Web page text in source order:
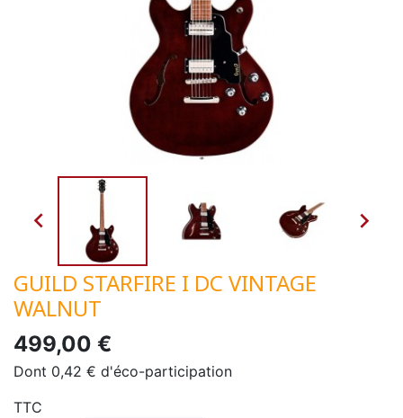
 
GUILD STARFIRE I DC VINTAGE
WALNUT
499,00 €
Dont 0,42 € d'éco-participation
TTC